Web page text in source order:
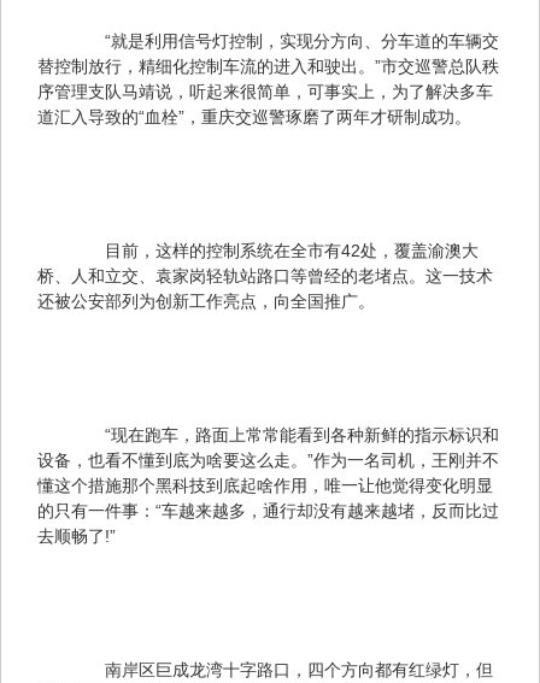
“就是利用信号灯控制，实现分方向、分车道的车辆交
替控制放行，精细化控制车流的进入和驶出。”市交巡警总队秩
序管理支队马靖说，听起来很简单，可事实上，为了解决多车
道汇入导致的“血栓”，重庆交巡警琢磨了两年才研制成功。
目前，这样的控制系统在全市有42处，覆盖渝澳大
桥、人和立交、袁家岗轻轨站路口等曾经的老堵点。这一技术
还被公安部列为创新工作亮点，向全国推广。
“现在跑车，路面上常常能看到各种新鲜的指示标识和
设备，也看不懂到底为啥要这么走。”作为一名司机，王刚并不
懂这个措施那个黑科技到底起啥作用，唯一让他觉得变化明显
的只有一件事：“车越来越多，通行却没有越来越堵，反而比过
去顺畅了!”
南岸区巨成龙湾十字路口，四个方向都有红绿灯，但